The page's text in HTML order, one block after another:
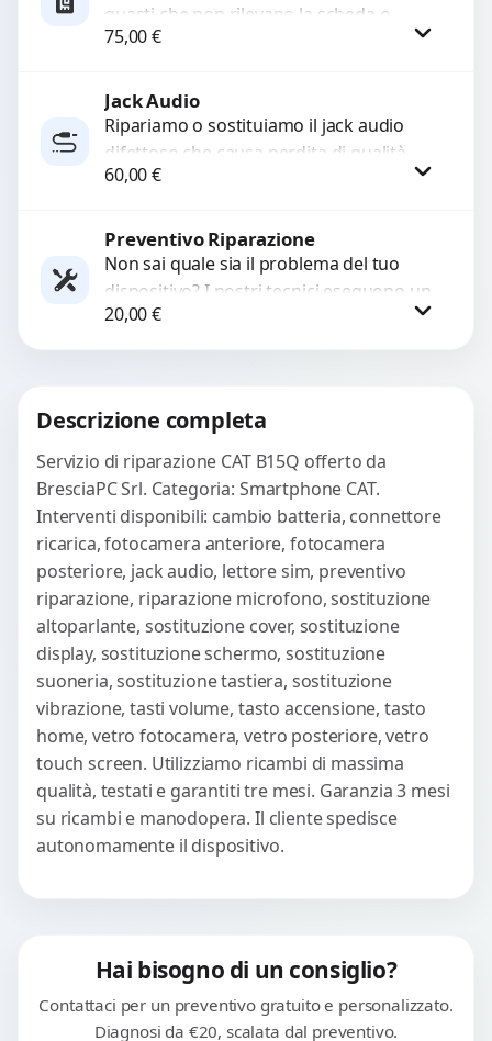
guasti che non rilevano la scheda o
interrompono il segnale. Utilizziamo
75,00€
Jack Audio
Ripariamo o sostituiamo il jack audio
difettoso che causa perdita di qualità
sonora o impossibilità di collegare cuffie
60,00€
Procedi
Preventivo Riparazione
Non sai quale sia il problema del tuo
dispositivo? I nostri tecnici eseguono un
check-up completo con strumenti
avanzati per...
20,00€
Descrizione completa
Servizio di riparazione CAT B15Q offerto da
BresciaPC Srl. Categoria: Smartphone CAT.
Interventi disponibili: cambio batteria, connettore
ricarica, fotocamera anteriore, fotocamera
posteriore, jack audio, lettore sim, preventivo
riparazione, riparazione microfono, sostituzione
altoparlante, sostituzione cover, sostituzione
display, sostituzione schermo, sostituzione
suoneria, sostituzione tastiera, sostituzione
vibrazione, tasti volume, tasto accensione, tasto
home, vetro fotocamera, vetro posteriore, vetro
touch screen. Utilizziamo ricambi di massima
qualità, testati e garantiti tre mesi. Garanzia 3 mesi
su ricambi e manodopera. Il cliente spedisce
autonomamente il dispositivo.
Hai bisogno di un consiglio?
Contattaci per un preventivo gratuito e personalizzato.
Diagnosi da €20, scalata dal preventivo.